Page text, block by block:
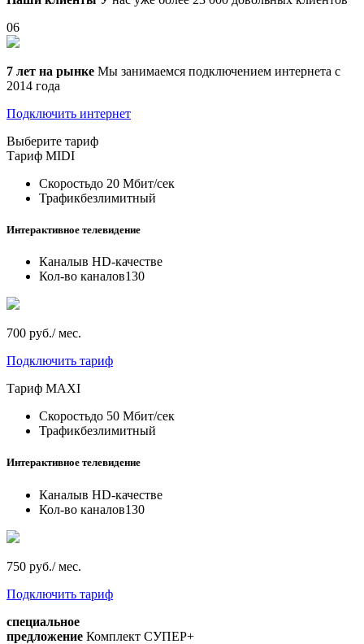
06
7 лет на рынке Мы занимаемся подключением интернета с
2014 года
Подключить интернет
Выберите тариф
Тариф MIDI
Скоростьдо 20 Мбит/сек
Трафикбезлимитный
Интерактивное телевидение
Каналыв HD-качестве
Кол-во каналов130
700 руб./ мес.
Подключить тариф
Тариф MAXI
Скоростьдо 50 Мбит/сек
Трафикбезлимитный
Интерактивное телевидение
Каналыв HD-качестве
Кол-во каналов130
750 руб./ мес.
Подключить тариф
специальное
предложение Комплект СУПЕР+